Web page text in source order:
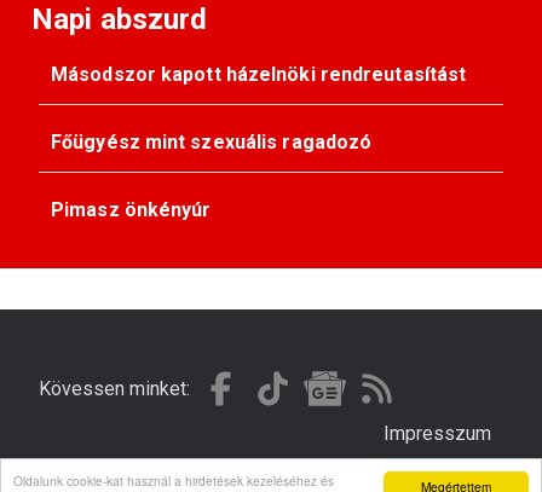
Megértettem
Oldalunk cookie-kat használ a hirdetések kezeléséhez és
Napi abszurd
Másodszor kapott házelnöki rendreutasítást
Főügyész mint szexuális ragadozó
Pimasz önkényúr
Kövessen minket:
Impresszum